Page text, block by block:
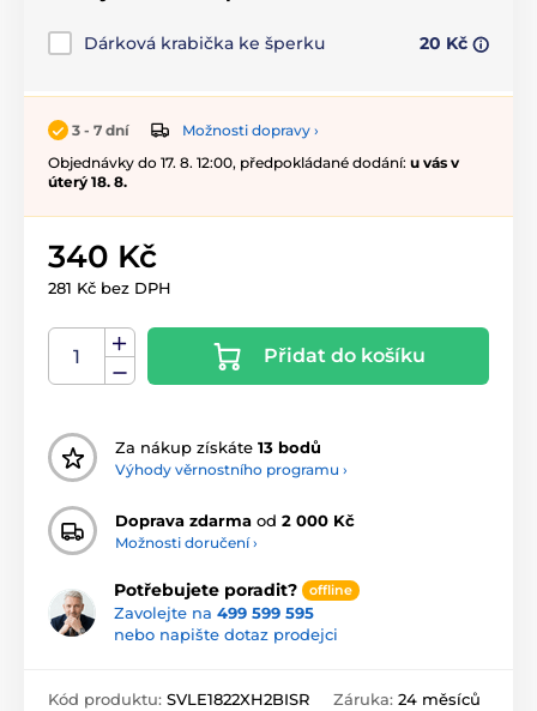
Dárková krabička ke šperku 20 Kč
3 - 7 dní
Možnosti dopravy ›
Objednávky do 17. 8. 12:00, předpokládané dodání: u vás v
úterý 18. 8.
340 Kč
281 Kč bez DPH
Přidat do košíku
Za nákup získáte 13 bodů
Výhody věrnostního programu ›
Doprava zdarma od 2 000 Kč
Možnosti doručení ›
Potřebujete poradit? offline
Zavolejte na 499 599 595
nebo napište dotaz prodejci
Kód produktu: SVLE1822XH2BISR Záruka: 24 měsíců